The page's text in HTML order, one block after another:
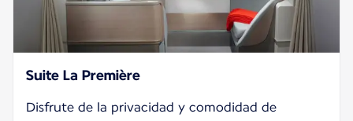
Suite La Première
Disfrute de la privacidad y comodidad de